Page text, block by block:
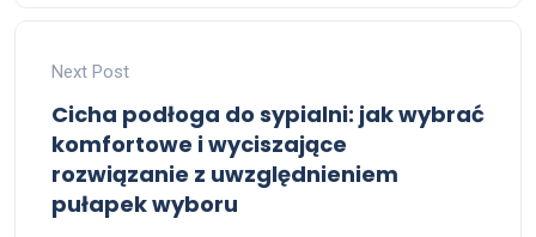
Next Post
Cicha podłoga do sypialni: jak wybrać
komfortowe i wyciszające
rozwiązanie z uwzględnieniem
pułapek wyboru